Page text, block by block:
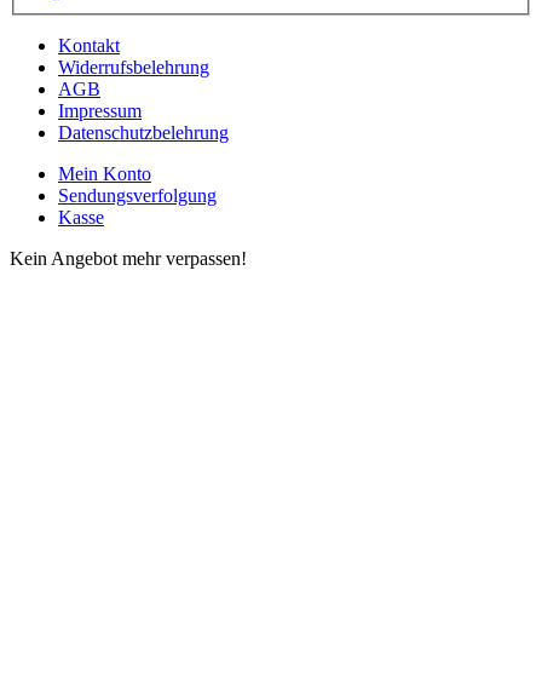
Kontakt
Widerrufsbelehrung
AGB
Impressum
Datenschutzbelehrung
Mein Konto
Sendungsverfolgung
Kasse
Kein Angebot mehr verpassen!